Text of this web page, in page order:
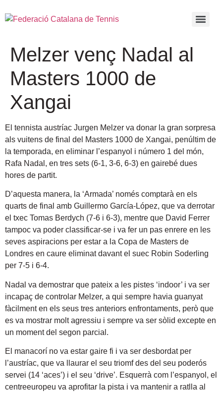
Melzer venç Nadal al
Masters 1000 de
Xangai
El tennista austríac Jurgen Melzer va donar la gran sorpresa
als vuitens de final del Masters 1000 de Xangai, penúltim de
la temporada, en eliminar l’espanyol i número 1 del món,
Rafa Nadal, en tres sets (6-1, 3-6, 6-3) en gairebé dues
hores de partit.
D’aquesta manera, la ‘Armada’ només comptarà en els
quarts de final amb Guillermo García-López, que va derrotar
el txec Tomas Berdych (7-6 i 6-3), mentre que David Ferrer
tampoc va poder classificar-se i va fer un pas enrere en les
seves aspiracions per estar a la Copa de Masters de
Londres en caure eliminat davant el suec Robin Soderling
per 7-5 i 6-4.
Nadal va demostrar que pateix a les pistes ‘indoor’ i va ser
incapaç de controlar Melzer, a qui sempre havia guanyat
fàcilment en els seus tres anteriors enfrontaments, però que
es va mostrar molt agressiu i sempre va ser sòlid excepte en
un moment del segon parcial.
El manacorí no va estar gaire fi i va ser desbordat per
l’austríac, que va llaurar el seu triomf des del seu poderós
servei (14 ‘aces’) i el seu ‘drive’. Esquerrà com l’espanyol, el
centreeuropeu va aprofitar la pista i va mantenir a ratlla al